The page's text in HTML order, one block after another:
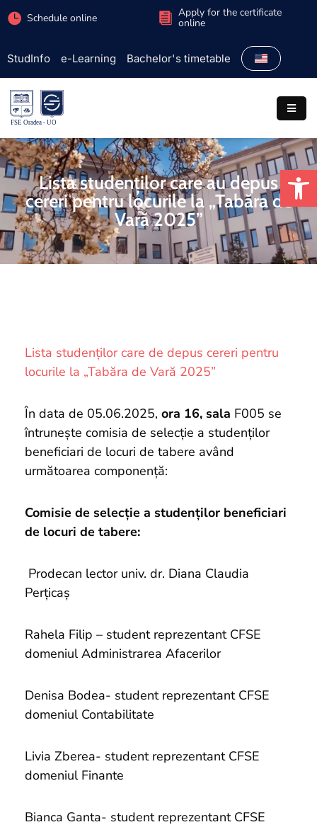
Schedule online Apply for the certificate
online
StudInfo e-Learning Bachelor's timetable
Faculty
Admission
Study
programs
Students
Research
International
Lista studenților care au depus
cereri pentru locurile la „Tabăra de
Vară 2025”
Lista studenților care de depus cereri pentru
locurile la „Tabăra de Vară 2025”
În data de 05.06.2025, ora 16, sala F005 se
întrunește comisia de selecție a studenților
beneficiari de locuri de tabere având
următoarea componență:
Comisie de selecție a studenților beneficiari
de locuri de tabere:
Prodecan lector univ. dr. Diana Claudia
Perțicaș
Rahela Filip – student reprezentant CFSE
domeniul Administrarea Afacerilor
Denisa Bodea- student reprezentant CFSE
domeniul Contabilitate
Livia Zberea- student reprezentant CFSE
domeniul Finante
Bianca Ganta- student reprezentant CFSE